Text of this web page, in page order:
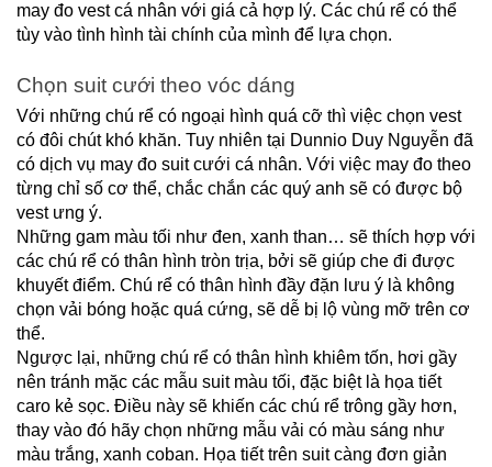
may đo vest cá nhân với giá cả hợp lý. Các chú rể có thể
tùy vào tình hình tài chính của mình để lựa chọn.
Chọn suit cưới theo vóc dáng
Với những chú rể có ngoại hình quá cỡ thì việc chọn vest
có đôi chút khó khăn. Tuy nhiên tại Dunnio Duy Nguyễn đã
có dịch vụ may đo suit cưới cá nhân. Với việc may đo theo
từng chỉ số cơ thể, chắc chắn các quý anh sẽ có được bộ
vest ưng ý.
Những gam màu tối như đen, xanh than… sẽ thích hợp với
các chú rể có thân hình tròn trịa, bởi sẽ giúp che đi được
khuyết điểm. Chú rể có thân hình đầy đặn lưu ý là không
chọn vải bóng hoặc quá cứng, sẽ dễ bị lộ vùng mỡ trên cơ
thể.
Ngược lại, những chú rể có thân hình khiêm tốn, hơi gầy
nên tránh mặc các mẫu suit màu tối, đặc biệt là họa tiết
caro kẻ sọc. Điều này sẽ khiến các chú rể trông gầy hơn,
thay vào đó hãy chọn những mẫu vải có màu sáng như
màu trắng, xanh coban. Họa tiết trên suit càng đơn giản